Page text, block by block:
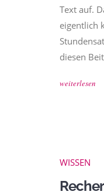
Text auf.
eigentlich
diesen
weiterlesen
WISSEN